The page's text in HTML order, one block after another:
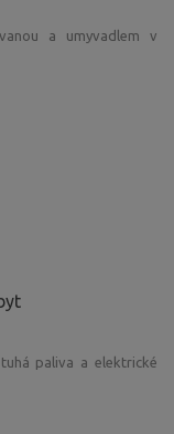
a umyvadlem v
paliva a elektrické